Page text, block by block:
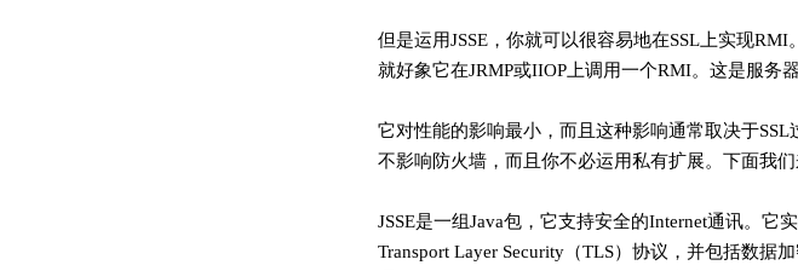
但是运用JSSE，你就可以很容易地在SSL上实现
就好象它在JRMP或IIOP上调用一个RMI。这是服务
它对性能的影响最小，而且这种影响通常取决于
不影响防火墙，而且你不必运用私有扩展。下面我们
JSSE是一组Java包，它支持安全的Internet通讯。它
Transport Layer Security（TLS）协议，并包括数据